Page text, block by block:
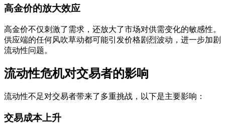
高金价的放大效应
高金价不仅刺激了需求，还放大了市场对供需变化的敏感性。
供应端的任何风吹草动都可能引发价格剧烈波动，进一步加剧
流动性问题。
流动性危机对交易者的影响
流动性不足对交易者带来了多重挑战，以下是主要影响：
交易成本上升